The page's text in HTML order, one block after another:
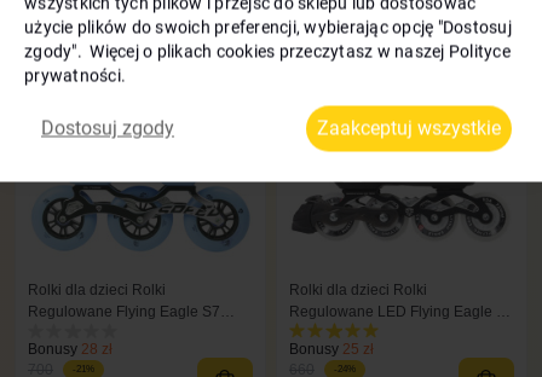
Kod: 1900
Rolki dla dzieci Rolki
Regulowane Flying Eagle S7
Bonusy 28 zł
-21%
Kod: 1602
Rolki dla dzieci Rolki
Regulowane LED Flying Eagle L8
czarne
Bonusy 25 zł
-24%
użycie plików do swoich preferencji, wybierając opcję "Dostosuj
zgody". Więcej o plikach cookies przeczytasz w naszej Polityce
prywatności.
Dostosuj zgody Zaakceptuj wszystkie